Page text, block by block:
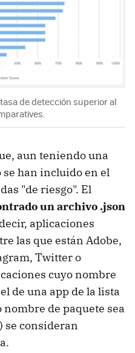
de detección superior al
aun teniendo una
se han incluido en el
"de riesgo". El
un archivo .json
aplicaciones
las que están Adobe,
Twitter o
cuyo nombre
de una app de la lista
de paquete sea
se consideran